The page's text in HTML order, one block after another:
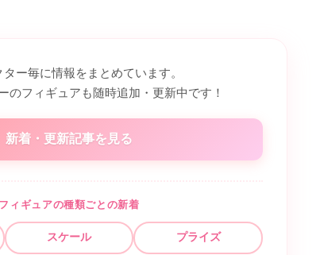
ター毎に情報をまとめています。
のフィギュアも随時追加・更新中です！
新着・更新記事を見る
フィギュアの種類ごとの新着
スケール プライズ